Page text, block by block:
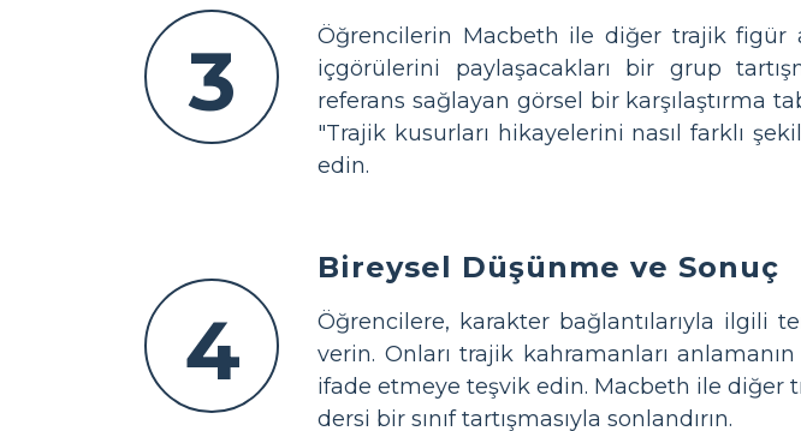
3
Öğrencilerin Macbeth ile diğer trajik figür
içgörülerini paylaşacakları bir grup
referans sağlayan görsel bir karşılaştırma
"Trajik kusurları hikayelerini nasıl farklı
edin.
4
Bireysel Düşünme ve Sonuç
Öğrencilere, karakter bağlantılarıyla ilgili
verin. Onları trajik kahramanları
ifade etmeye teşvik edin. Macbeth ile diğer
dersi bir sınıf tartışmasıyla sonlandırın.